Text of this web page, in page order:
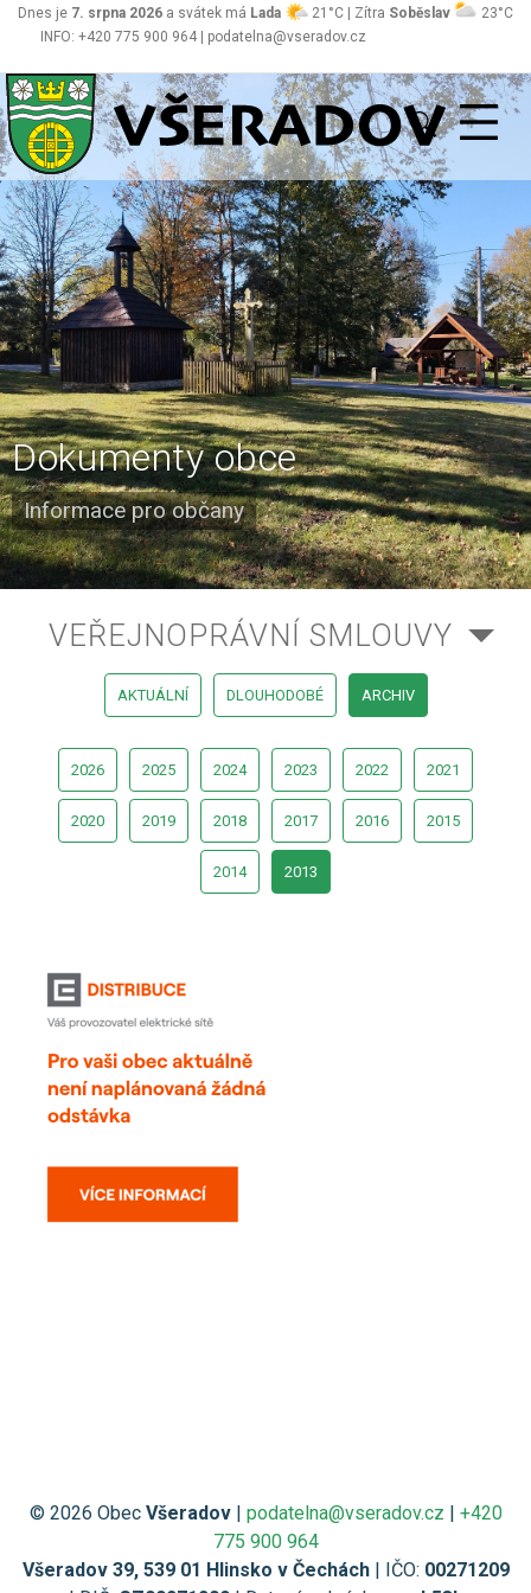
INFO: +420 775 900 964 | podatelna@vseradov.cz
Dnes je 7. srpna 2026 a svátek má Lada 21°C | Zítra Soběslav 23°C
Všeradov
Dokumenty obce
Informace pro občany
VEŘEJNOPRÁVNÍ SMLOUVY
AKTUÁLNÍ DLOUHODOBÉ ARCHIV
2026 2025 2024 2023 2022 2021
2020 2019 2018 2017 2016 2015
2014 2013
© 2026 Obec Všeradov| podatelna@vseradov.cz | +420
775 900 964
Všeradov 39, 539 01 Hlinsko v Čechách| IČO: 00271209